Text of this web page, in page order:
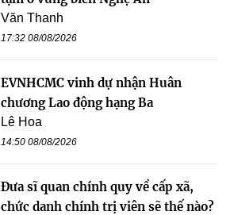
Văn Thanh
17:32 08/08/2026
EVNHCMC vinh dự nhận Huân
chương Lao động hạng Ba
Lê Hoa
14:50 08/08/2026
Đưa sĩ quan chính quy về cấp xã,
chức danh chính trị viên sẽ thế nào?